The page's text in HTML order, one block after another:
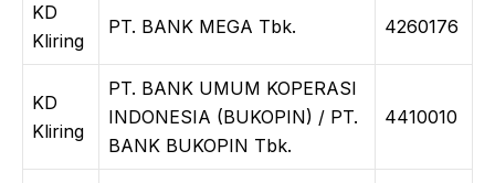
KD
Kliring
PT. BANK MEGA Tbk. 4260176
KD
Kliring
PT. BANK UMUM KOPERASI
INDONESIA (BUKOPIN) / PT.
BANK BUKOPIN Tbk.
4410010